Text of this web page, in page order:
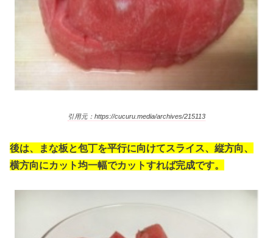
引用元：https://cucuru.media/archives/215113
後は、まな板と包丁を平行に向けてスライス、縦方向、
横方向にカット均一幅でカットすれば完成です。